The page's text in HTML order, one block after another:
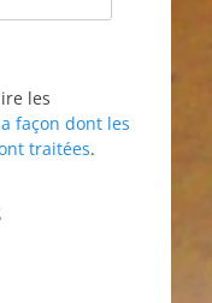
les
façon dont les
traitées.